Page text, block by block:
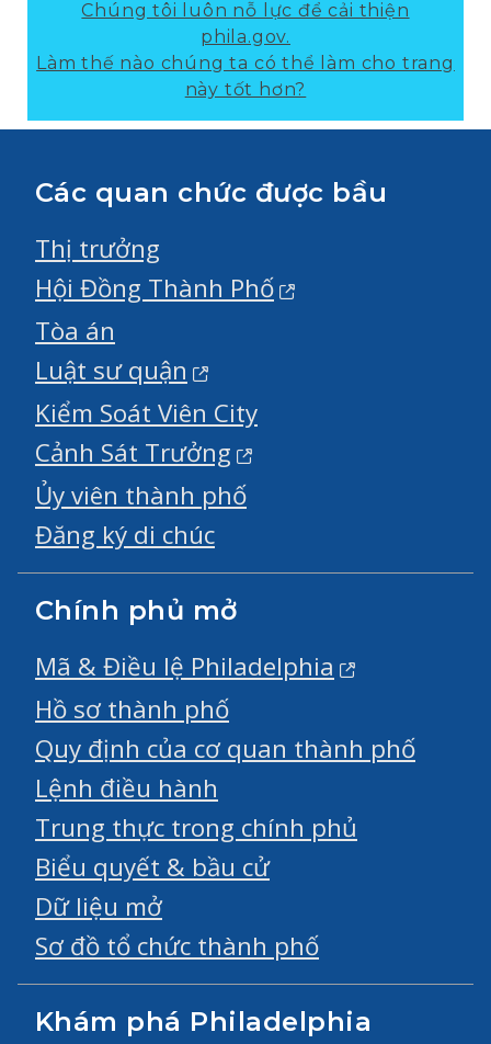
Chúng tôi luôn nỗ lực để cải thiện
phila.gov.
Làm thế nào chúng ta có thể làm cho trang
này tốt hơn?
Các quan chức được bầu
Thị trưởng
Hội Đồng Thành Phố
Tòa án
Luật sư quận
Kiểm Soát Viên City
Cảnh Sát Trưởng
Ủy viên thành phố
Đăng ký di chúc
Chính phủ mở
Mã & Điều lệ Philadelphia
Hồ sơ thành phố
Quy định của cơ quan thành phố
Lệnh điều hành
Trung thực trong chính phủ
Biểu quyết & bầu cử
Dữ liệu mở
Sơ đồ tổ chức thành phố
Khám phá Philadelphia